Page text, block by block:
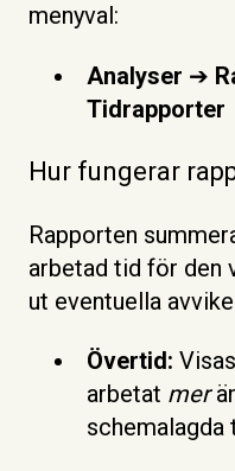
menyval:
Analyser ➔
Tidrapporter
Hur fungerar
Rapporten
arbetad tid för den
ut eventuella
Övertid:
arbetat mer
schemalagda